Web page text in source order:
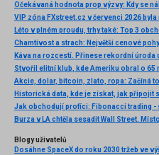
Očekávaná hodnota prop výzvy: Kdy se
VIP zóna FXstreet.cz v červenci 2026
Káva na rozcestí. Přinese rekordní úroda
Akcie, dolar, bitcoin, zlato, ropa: Začíná
Blogy uživatelů
Dosáhne SpaceX do roku 2030 tržeb ve